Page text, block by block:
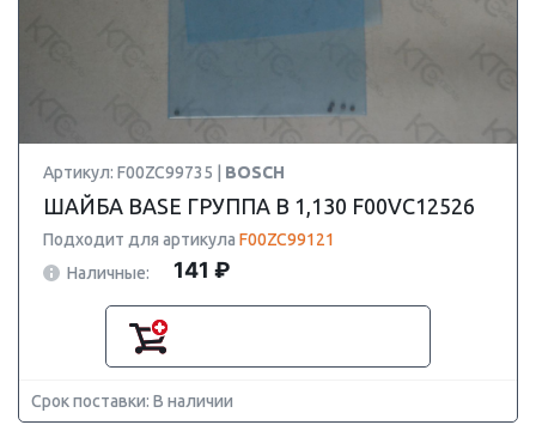
Артикул: F00ZC99735 | BOSCH
ШАЙБА BASE ГРУППА B 1,130 F00VC12526
Подходит для артикула F00ZC99121
Наличные:
141 ₽
Срок поставки: В наличии